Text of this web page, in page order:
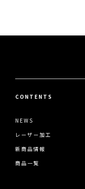
CONTENTS
NEWS
レーザー加工
新商品情報
商品一覧